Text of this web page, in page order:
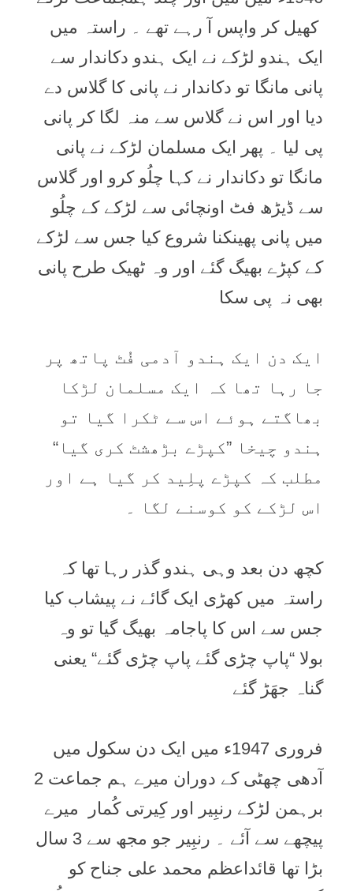
کھیل کر واپس آ رہے تھے ۔ راستہ میں
ایک ہندو لڑکے نے ایک ہندو دکاندار سے
پانی مانگا تو دکاندار نے پانی کا گلاس دے
دیا اور اس نے گلاس سے منہ لگا کر پانی
پی لیا ۔ پھر ایک مسلمان لڑکے نے پانی
مانگا تو دکاندار نے کہا چلُو کرو اور گلاس
سے ڈیڑھ فٹ اونچائی سے لڑکے کے چلُو
میں پانی پھینکنا شروع کیا جس سے لڑکے
کے کپڑے بھیگ گئے اور وہ ٹھیک طرح پانی
بھی نہ پی سکا
ایک دن ایک ہندو آدمی فُٹ پاتھ پر
جا رہا تھا کہ ایک مسلمان لڑکا
بھاگتے ہوئے اس سے ٹکرا گیا تو
ہندو چیخا ”کپڑے بڑھشٹ کری گیا“
مطلب کہ کپڑے پلِید کر گیا ہے اور
اس لڑکے کو کوسنے لگا ۔
کچھ دن بعد وہی ہندو گذر رہا تھا کہ
راستہ ميں کھڑی ایک گائے نے پیشاب کیا
جس سے اس کا پاجامہ بھيگ گيا تو وہ
بولا “پاپ چڑی گئے پاپ چڑی گئے“ یعنی
گناہ جھَڑ گئے
فروری 1947ء میں ایک دن سکول میں
آدھی چھٹی کے دوران میرے ہم جماعت 2
برہمن لڑکے رنبِیر اور کِیرتی کُمار میرے
پیچھے سے آئے ۔ رنبِیر جو مجھ سے 3 سال
بڑا تھا قائداعظم محمد علی جناح کو